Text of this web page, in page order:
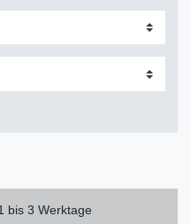
bis 3 Werktage